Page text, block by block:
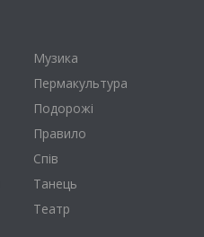
Музика
Пермакультура
Подорожі
Правило
Спів
Танець
Театр